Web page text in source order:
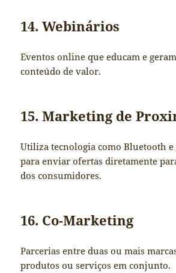
14. Webinários
Eventos online que educam e
conteúdo de valor.
15. Marketing de
Utiliza tecnologia como Bluetooth e
para enviar ofertas diretamente
dos consumidores.
16. Co-Marketing
Parcerias entre duas ou mais
produtos ou serviços em conjunto.